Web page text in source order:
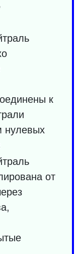
к
нулевых
от